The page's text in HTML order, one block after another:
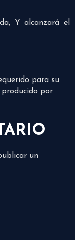
Y alcanzará el
para su
por
un